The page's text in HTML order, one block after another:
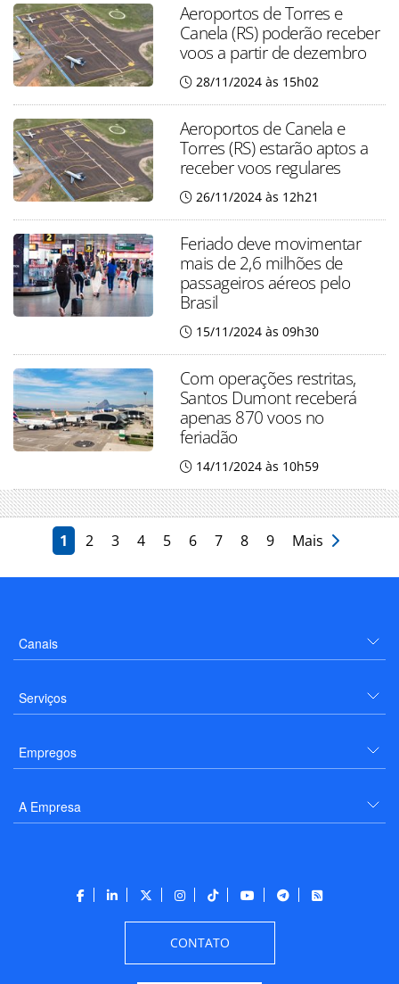
Aeroportos de Torres e
Canela (RS) poderão receber
voos a partir de dezembro
28/11/2024 às 15h02
Aeroportos de Canela e
Torres (RS) estarão aptos a
receber voos regulares
26/11/2024 às 12h21
Feriado deve movimentar
mais de 2,6 milhões de
passageiros aéreos pelo
Brasil
15/11/2024 às 09h30
Com operações restritas,
Santos Dumont receberá
apenas 870 voos no
feriadão
14/11/2024 às 10h59
1 2 3 4 5 6 7 8 9 Mais
Canais
Serviços
Empregos
A Empresa
CONTATO